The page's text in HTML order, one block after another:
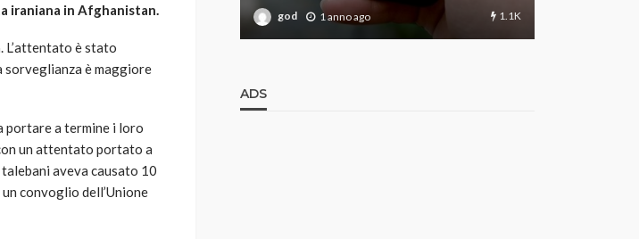
iraniana in Afghanistan.
L’attentato è stato
sorveglianza è maggiore
a termine i loro
un attentato portato a
aveva causato 10
convoglio dell’Unione
9 mesi ago god 1 anno ago 1.1K
ADS